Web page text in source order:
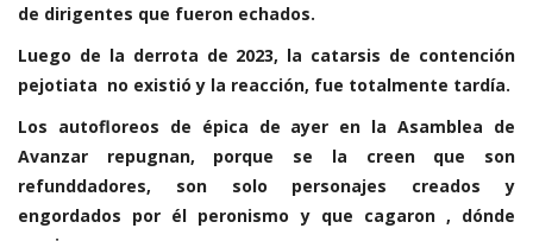
de dirigentes que fueron echados.
Luego de la derrota de 2023, la catarsis de contención
pejotiata no existió y la reacción, fue totalmente tardía.
Los autofloreos de épica de ayer en la Asamblea de
Avanzar repugnan, porque se la creen que son
refunddadores, son solo personajes creados y
engordados por él peronismo y que cagaron , dónde